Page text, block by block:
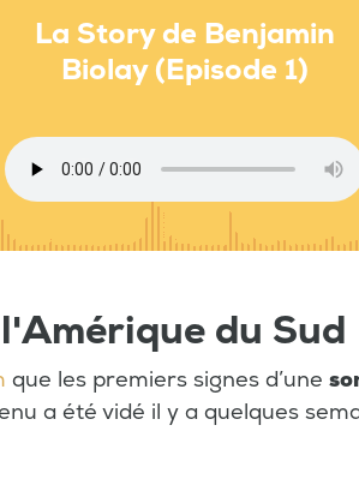
La Story de Benjamin
Biolay (Episode 1)
du Sud
que les premiers signes d’une
a été vidé il y a quelques